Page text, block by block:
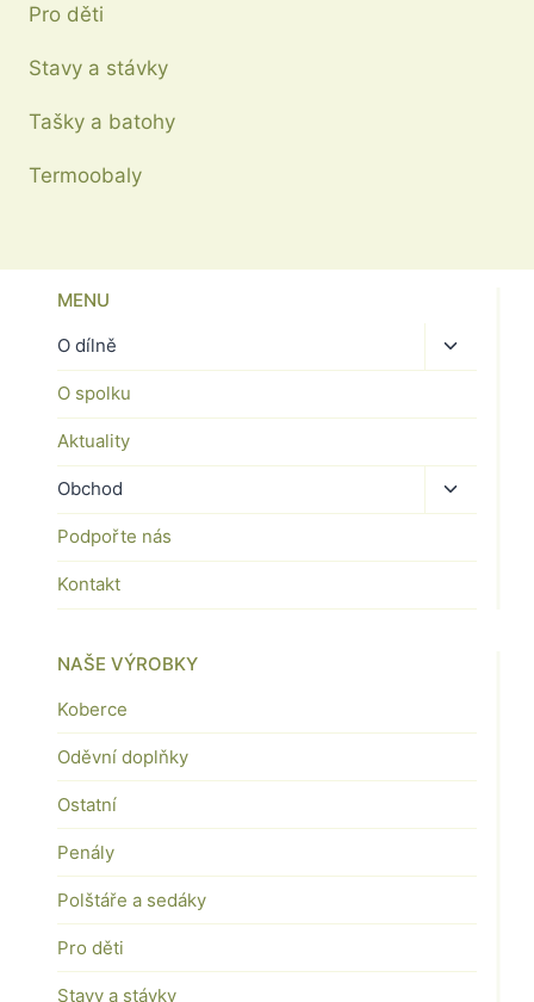
Pro děti
Stavy a stávky
Tašky a batohy
Termoobaly
MENU
O dílně
Toggle
child
O spolku
Aktuality
Obchod
Toggle
child
Podpořte nás
Kontakt
NAŠE VÝROBKY
Koberce
Oděvní doplňky
Ostatní
Penály
Polštáře a sedáky
Pro děti
Stavy a stávky